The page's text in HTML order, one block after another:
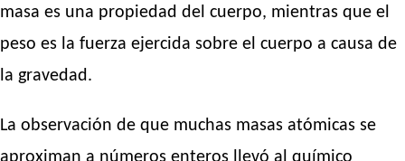
masa es una propiedad del cuerpo, mientras que el
peso es la fuerza ejercida sobre el cuerpo a causa de
la gravedad.
La observación de que muchas masas atómicas se